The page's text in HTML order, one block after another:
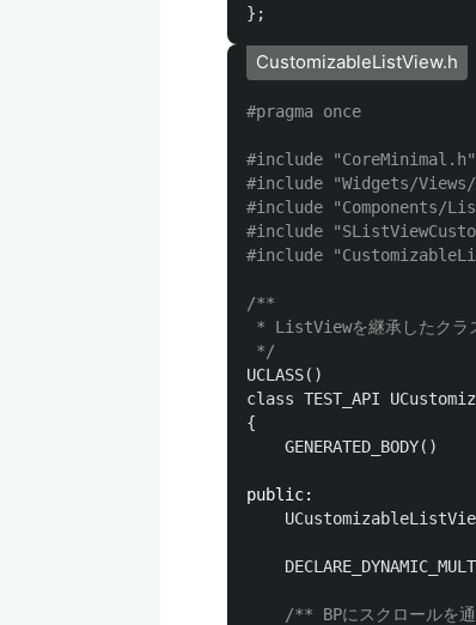
};
CustomizableListView.h
#include
"CoreMinimal.h"
#include
"Widgets/
#include
"Components/
#include
#include
/**
* ListViewを継承したクラ
*/
UCLASS()
class TEST_API
{
GENERATED_BODY()
public:
/** BPにスクロールを